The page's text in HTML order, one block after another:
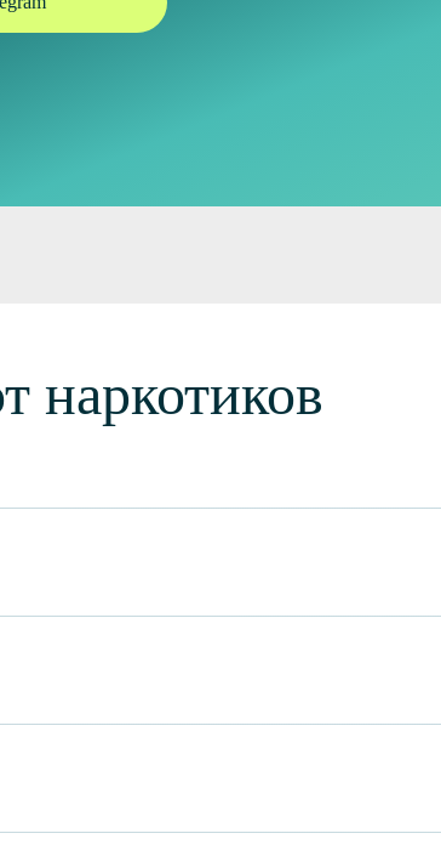
наркотиков